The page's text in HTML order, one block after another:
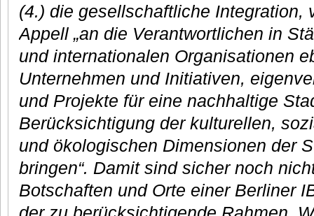
(4.) die gesellschaftliche Integration,
Appell „an die Verantwortlichen in
und internationalen Organisationen
Unternehmen und Initiativen,
und Projekte für eine nachhaltige
Berücksichtigung der kulturellen,
und ökologischen Dimensionen der
bringen“. Damit sind sicher noch
Botschaften und Orte einer Berliner